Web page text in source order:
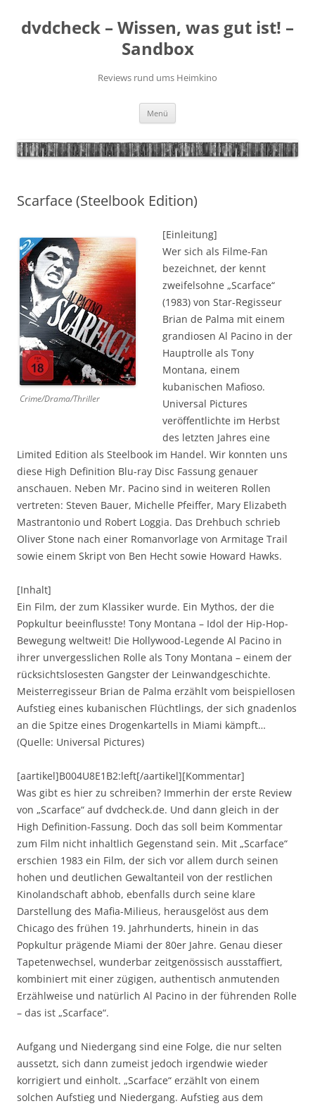
springen
dvdcheck – Wissen, was gut ist! –
Sandbox
Reviews rund ums Heimkino
Menü
Scarface (Steelbook Edition)
Crime/Drama/Thriller
[Einleitung]
Wer sich als Filme-Fan
bezeichnet, der kennt
zweifelsohne „Scarface“
(1983) von Star-Regisseur
Brian de Palma mit einem
grandiosen Al Pacino in der
Hauptrolle als Tony
Montana, einem
kubanischen Mafioso.
Universal Pictures
veröffentlichte im Herbst
des letzten Jahres eine
Limited Edition als Steelbook im Handel. Wir konnten uns
diese High Definition Blu-ray Disc Fassung genauer
anschauen. Neben Mr. Pacino sind in weiteren Rollen
vertreten: Steven Bauer, Michelle Pfeiffer, Mary Elizabeth
Mastrantonio und Robert Loggia. Das Drehbuch schrieb
Oliver Stone nach einer Romanvorlage von Armitage Trail
sowie einem Skript von Ben Hecht sowie Howard Hawks.
[Inhalt]
Ein Film, der zum Klassiker wurde. Ein Mythos, der die
Popkultur beeinflusste! Tony Montana – Idol der Hip-Hop-
Bewegung weltweit! Die Hollywood-Legende Al Pacino in
ihrer unvergesslichen Rolle als Tony Montana – einem der
rücksichtslosesten Gangster der Leinwandgeschichte.
Meisterregisseur Brian de Palma erzählt vom beispiellosen
Aufstieg eines kubanischen Flüchtlings, der sich gnadenlos
an die Spitze eines Drogenkartells in Miami kämpft…
(Quelle: Universal Pictures)
[aartikel]B004U8E1B2:left[/aartikel][Kommentar]
Was gibt es hier zu schreiben? Immerhin der erste Review
von „Scarface“ auf dvdcheck.de. Und dann gleich in der
High Definition-Fassung. Doch das soll beim Kommentar
zum Film nicht inhaltlich Gegenstand sein. Mit „Scarface“
erschien 1983 ein Film, der sich vor allem durch seinen
hohen und deutlichen Gewaltanteil von der restlichen
Kinolandschaft abhob, ebenfalls durch seine klare
Darstellung des Mafia-Milieus, herausgelöst aus dem
Chicago des frühen 19. Jahrhunderts, hinein in das
Popkultur prägende Miami der 80er Jahre. Genau dieser
Tapetenwechsel, wunderbar zeitgenössisch ausstaffiert,
kombiniert mit einer zügigen, authentisch anmutenden
Erzählweise und natürlich Al Pacino in der führenden Rolle
– das ist „Scarface“.
Aufgang und Niedergang sind eine Folge, die nur selten
aussetzt, sich dann zumeist jedoch irgendwie wieder
korrigiert und einholt. „Scarface“ erzählt von einem
solchen Aufstieg und Niedergang. Aufstieg aus dem